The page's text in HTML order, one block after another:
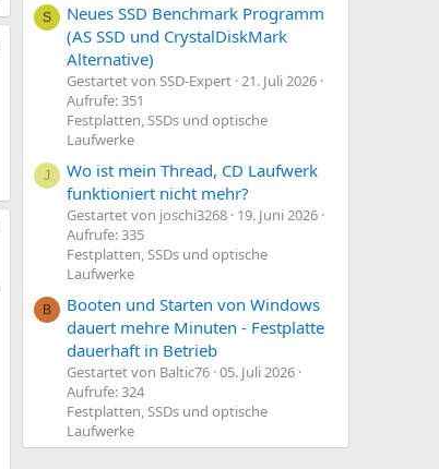
S
Neues SSD Benchmark Programm
(AS SSD und CrystalDiskMark
Alternative)
Gestartet von SSD-Expert 21. Juli 2026
Aufrufe: 351
Festplatten, SSDs und optische
Laufwerke
J
Wo ist mein Thread, CD Laufwerk
funktioniert nicht mehr?
Gestartet von joschi3268 19. Juni 2026
Aufrufe: 335
Festplatten, SSDs und optische
Laufwerke
B
Booten und Starten von Windows
dauert mehre Minuten - Festplatte
dauerhaft in Betrieb
Gestartet von Baltic76 05. Juli 2026
Aufrufe: 324
Festplatten, SSDs und optische
Laufwerke